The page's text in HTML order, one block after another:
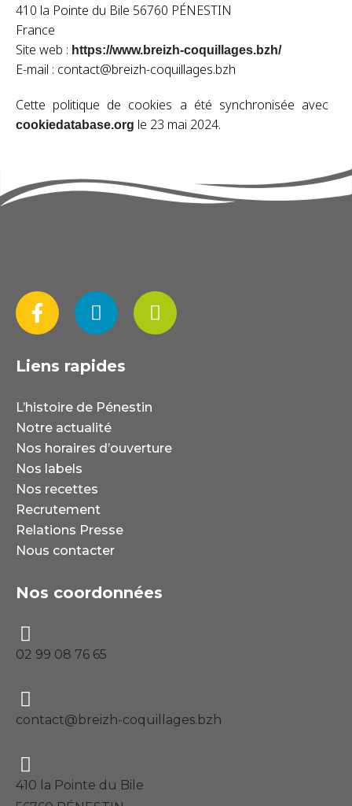
410 la Pointe du Bile 56760 PÉNESTIN
France
Site web : https://www.breizh-coquillages.bzh/
E-mail : contact@breizh-coquillages.bzh
Cette politique de cookies a été synchronisée avec
cookiedatabase.org le 23 mai 2024.
Liens rapides
L’histoire de Pénestin
Notre actualité
Nos horaires d’ouverture
Nos labels
Nos recettes
Recrutement
Relations Presse
Nous contacter
Nos coordonnées
02 99 08 76 65
contact@breizh-coquillages.bzh
410 la Pointe du Bile